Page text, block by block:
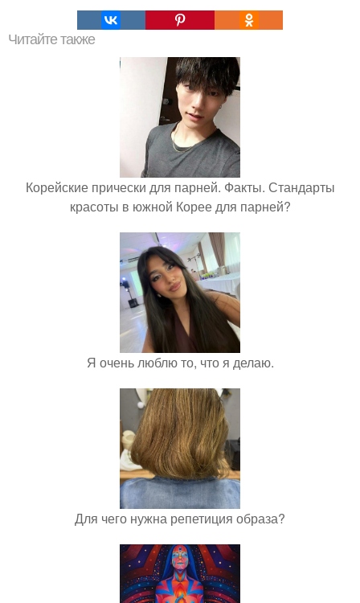
Читайте также
Корейские прически для парней. Факты. Стандарты
красоты в южной Корее для парней?
Я очень люблю то, что я делаю.
Для чего нужна репетиция образа?